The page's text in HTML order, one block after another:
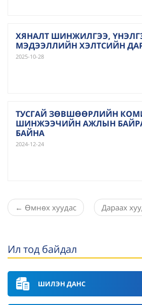
ХЯНАЛТ ШИНЖИЛГЭЭ,
МЭДЭЭЛЛИЙН ХЭЛТСИЙН
2025-10-28
ТУСГАЙ ЗӨВШӨӨРЛИЙН
ШИНЖЭЭЧИЙН АЖЛЫН
БАЙНА
2024-12-24
← Өмнөх хуудас Дараах
Ил тод байдал
ШИЛЭН ДАНС